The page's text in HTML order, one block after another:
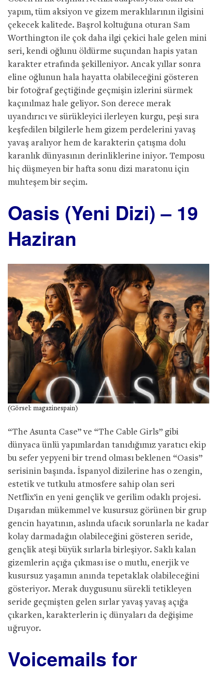
yapım, tüm aksiyon ve gizem meraklılarının ilgisini
çekecek kalitede. Başrol koltuğuna oturan Sam
Worthington ile çok daha ilgi çekici hale gelen mini
seri, kendi oğlunu öldürme suçundan hapis yatan
karakter etrafında şekilleniyor. Ancak yıllar sonra
eline oğlunun hala hayatta olabileceğini gösteren
bir fotoğraf geçtiğinde geçmişin izlerini sürmek
kaçınılmaz hale geliyor. Son derece merak
uyandırıcı ve sürükleyici ilerleyen kurgu, peşi sıra
keşfedilen bilgilerle hem gizem perdelerini yavaş
yavaş aralıyor hem de karakterin çatışma dolu
karanlık dünyasının derinliklerine iniyor. Temposu
hiç düşmeyen bir hafta sonu dizi maratonu için
muhteşem bir seçim.
Oasis (Yeni Dizi) – 19
Haziran
(Görsel: magazinespain)
“The Asunta Case” ve “The Cable Girls” gibi
dünyaca ünlü yapımlardan tanıdığımız yaratıcı ekip
bu sefer yepyeni bir trend olması beklenen “Oasis”
serisinin başında. İspanyol dizilerine has o zengin,
estetik ve tutkulu atmosfere sahip olan seri
Netflix’in en yeni gençlik ve gerilim odaklı projesi.
Dışarıdan mükemmel ve kusursuz görünen bir grup
gencin hayatının, aslında ufacık sorunlarla ne kadar
kolay darmadağın olabileceğini gösteren seride,
gençlik ateşi büyük sırlarla birleşiyor. Saklı kalan
gizemlerin açığa çıkması ise o mutlu, enerjik ve
kusursuz yaşamın anında tepetaklak olabileceğini
gösteriyor. Merak duygusunu sürekli tetikleyen
seride geçmişten gelen sırlar yavaş yavaş açığa
çıkarken, karakterlerin iç dünyaları da değişime
uğruyor.
Voicemails for